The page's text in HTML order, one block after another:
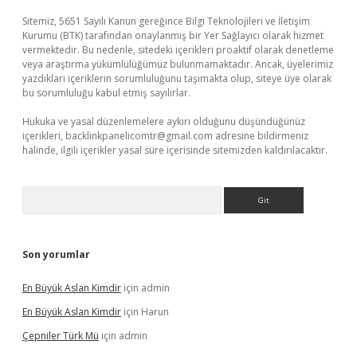
Sitemiz, 5651 Sayılı Kanun gereğince Bilgi Teknolojileri ve İletişim
Kurumu (BTK) tarafından onaylanmış bir Yer Sağlayıcı olarak hizmet
vermektedir. Bu nedenle, sitedeki içerikleri proaktif olarak denetleme
veya araştırma yükümlülüğümüz bulunmamaktadır. Ancak, üyelerimiz
yazdıkları içeriklerin sorumluluğunu taşımakta olup, siteye üye olarak
bu sorumluluğu kabul etmiş sayılırlar.
Hukuka ve yasal düzenlemelere aykırı olduğunu düşündüğünüz
içerikleri, backlinkpanelicomtr@gmail.com adresine bildirmeniz
halinde, ilgili içerikler yasal süre içerisinde sitemizden kaldırılacaktır.
Son yorumlar
En Büyük Aslan Kimdir için admin
En Büyük Aslan Kimdir için Harun
Çepniler Türk Mü için admin